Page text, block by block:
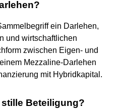
ein Darlehen,
und wirtschaftlichen
zwischen Eigen- und
Mezzaline-Darlehen
mit Hybridkapital.
Beteiligung?